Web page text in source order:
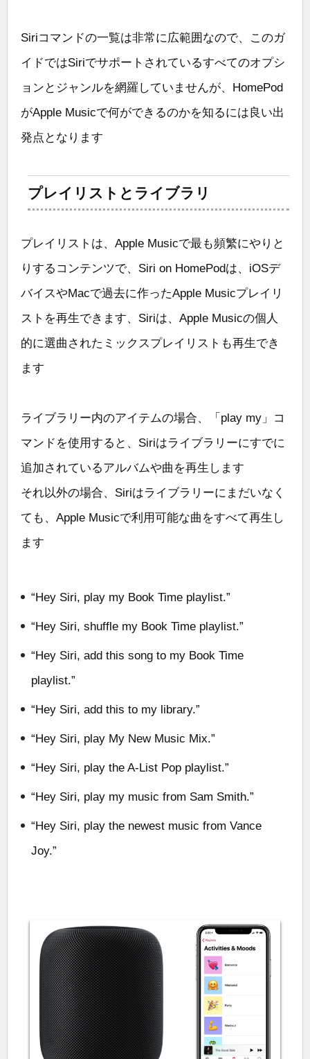
Siriコマンドの一覧は非常に広範囲なので、このガ
イドではSiriでサポートされているすべてのオプシ
ョンとジャンルを網羅していませんが、HomePod
がApple Musicで何ができるのかを知るには良い出
発点となります
プレイリストとライブラリ
プレイリストは、Apple Musicで最も頻繁にやりと
りするコンテンツで、Siri on HomePodは、iOSデ
バイスやMacで過去に作ったApple Musicプレイリ
ストを再生できます、Siriは、Apple Musicの個人
的に選曲されたミックスプレイリストも再生でき
ます
ライブラリー内のアイテムの場合、「play my」コ
マンドを使用すると、Siriはライブラリーにすでに
追加されているアルバムや曲を再生します
それ以外の場合、Siriはライブラリーにまだいなく
ても、Apple Musicで利用可能な曲をすべて再生し
ます
“Hey Siri, play my Book Time playlist.”
“Hey Siri, shuffle my Book Time playlist.”
“Hey Siri, add this song to my Book Time
playlist.”
“Hey Siri, add this to my library.”
“Hey Siri, play My New Music Mix.”
“Hey Siri, play the A-List Pop playlist.”
“Hey Siri, play my music from Sam Smith.”
“Hey Siri, play the newest music from Vance
Joy.”